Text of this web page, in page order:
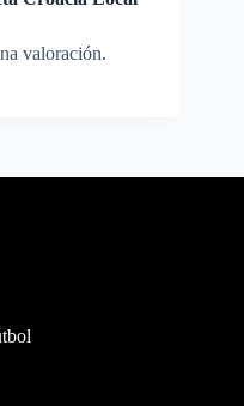
valoración.